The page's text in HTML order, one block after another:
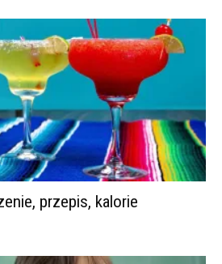
przepis, kalorie